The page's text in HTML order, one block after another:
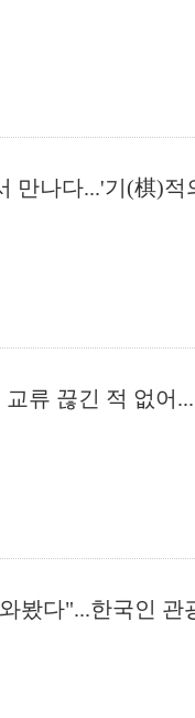
만나다...'기(棋)적
류 끊긴 적 없어
봤다"...한국인 관